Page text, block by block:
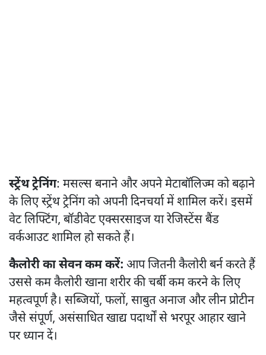
स्ट्रेंथ ट्रेनिंग: मसल्स बनाने और अपने मेटाबॉलिज्म को बढ़ाने
के लिए स्ट्रेंथ ट्रेनिंग को अपनी दिनचर्या में शामिल करें। इसमें
वेट लिफ्टिंग, बॉडीवेट एक्सरसाइज या रेजिस्टेंस बैंड
वर्कआउट शामिल हो सकते हैं।
कैलोरी का सेवन कम करें: आप जितनी कैलोरी बर्न करते हैं
उससे कम कैलोरी खाना शरीर की चर्बी कम करने के लिए
महत्वपूर्ण है। सब्जियों, फलों, साबुत अनाज और लीन प्रोटीन
जैसे संपूर्ण, असंसाधित खाद्य पदार्थों से भरपूर आहार खाने
पर ध्यान दें।